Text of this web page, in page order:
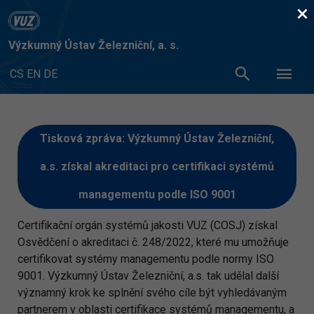
Výzkumný Ústav Železniční, a. s.
CS EN DE
Tisková zpráva: Výzkumný Ústav Železniční,
a.s. získal akreditaci pro certifikaci systémů
managementu podle ISO 9001
Certifikační orgán systémů jakosti VUZ (COSJ) získal
Osvědčení o akreditaci č. 248/2022, které mu umožňuje
certifikovat systémy managementu podle normy ISO
9001. Výzkumný Ústav Železniční, a.s. tak udělal další
významný krok ke splnění svého cíle být vyhledávaným
partnerem v oblasti certifikace systémů managementu, a
×